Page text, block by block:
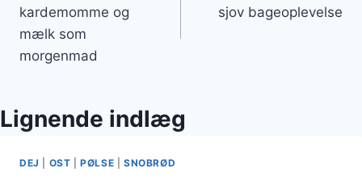
kardemomme og
mælk som
morgenmad
sjov bageoplevelse
Lignende indlæg
DEJ OST |PØLSE SNOBRØD